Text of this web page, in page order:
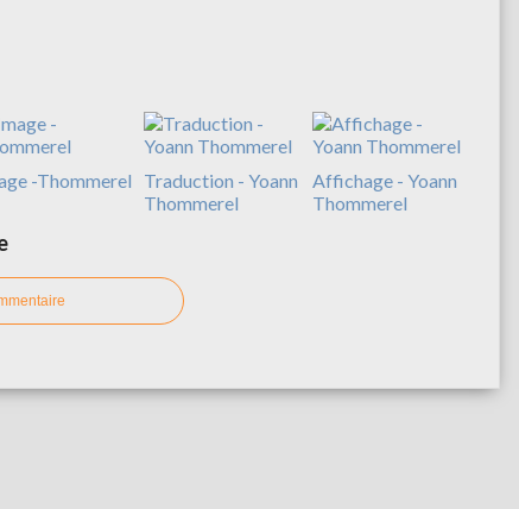
-Thommerel
Traduction - Yoann
Thommerel
Affichage - Yoann
Thommerel